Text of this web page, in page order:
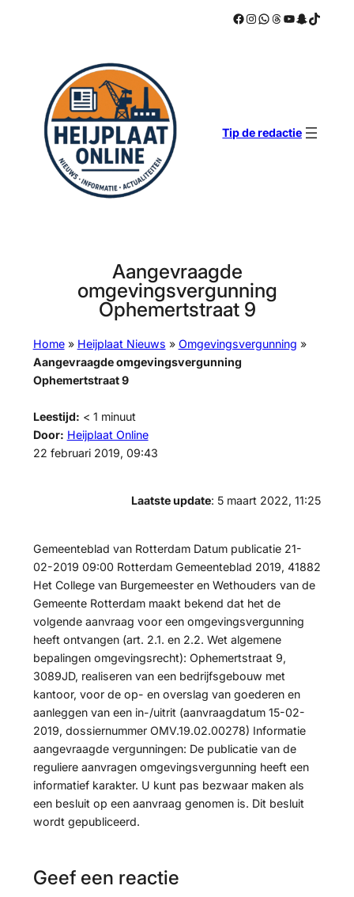
Facebook
Instagram
WhatsApp
Threads
YouTube
Snapchat
TikTok
Tip de redactie
Aangevraagde
omgevingsvergunning
Ophemertstraat 9
Home» Heijplaat Nieuws » Omgevingsvergunning »
Aangevraagde omgevingsvergunning
Ophemertstraat 9
Leestijd: < 1 minuut
Door: Heijplaat Online
22 februari 2019, 09:43
Laatste update: 5 maart 2022, 11:25
Gemeenteblad van Rotterdam Datum publicatie 21-
02-2019 09:00 Rotterdam Gemeenteblad 2019, 41882
Het College van Burgemeester en Wethouders van de
Gemeente Rotterdam maakt bekend dat het de
volgende aanvraag voor een omgevingsvergunning
heeft ontvangen (art. 2.1. en 2.2. Wet algemene
bepalingen omgevingsrecht): Ophemertstraat 9,
3089JD, realiseren van een bedrijfsgebouw met
kantoor, voor de op- en overslag van goederen en
aanleggen van een in-/uitrit (aanvraagdatum 15-02-
2019, dossiernummer OMV.19.02.00278) Informatie
aangevraagde vergunningen: De publicatie van de
reguliere aanvragen omgevingsvergunning heeft een
informatief karakter. U kunt pas bezwaar maken als
een besluit op een aanvraag genomen is. Dit besluit
wordt gepubliceerd.
Geef een reactie